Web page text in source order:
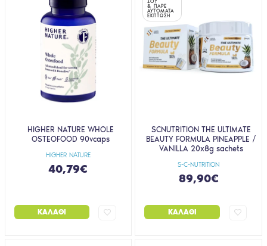
HIGHER NATURE
HIGHER NATURE WHOLE
OSTEOFOOD 90vcaps
40,79€
ΚΑΛΆΘΙ
& ΠΑΡΕ
ΑΥΤΟΜΑΤΑ
ΕΚΠΤΩΣΗ
S-C-NUTRITION
SCNUTRITION THE ULTIMATE
BEAUTY FORMULA PINEAPPLE /
VANILLA 20x8g sachets
89,90€
ΚΑΛΆΘΙ